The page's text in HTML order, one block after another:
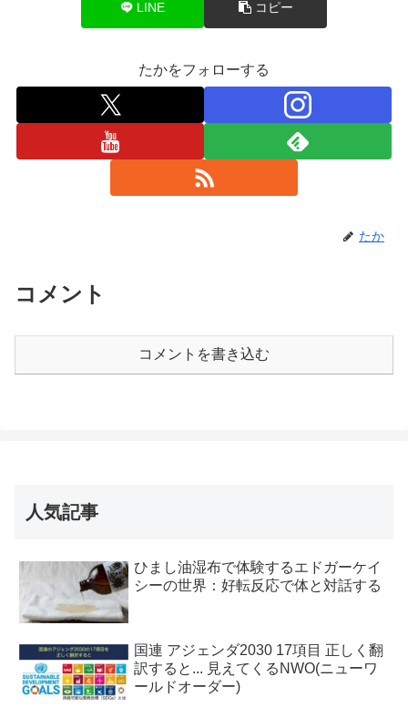
LINE コピー
たかをフォローする
たか
コメント
コメントを書き込む
人気記事
ひまし油湿布で体験するエドガーケイ
シーの世界：好転反応で体と対話する
国連 アジェンダ2030 17項目 正しく翻
訳すると... 見えてくるNWO(ニューワ
ールドオーダー)